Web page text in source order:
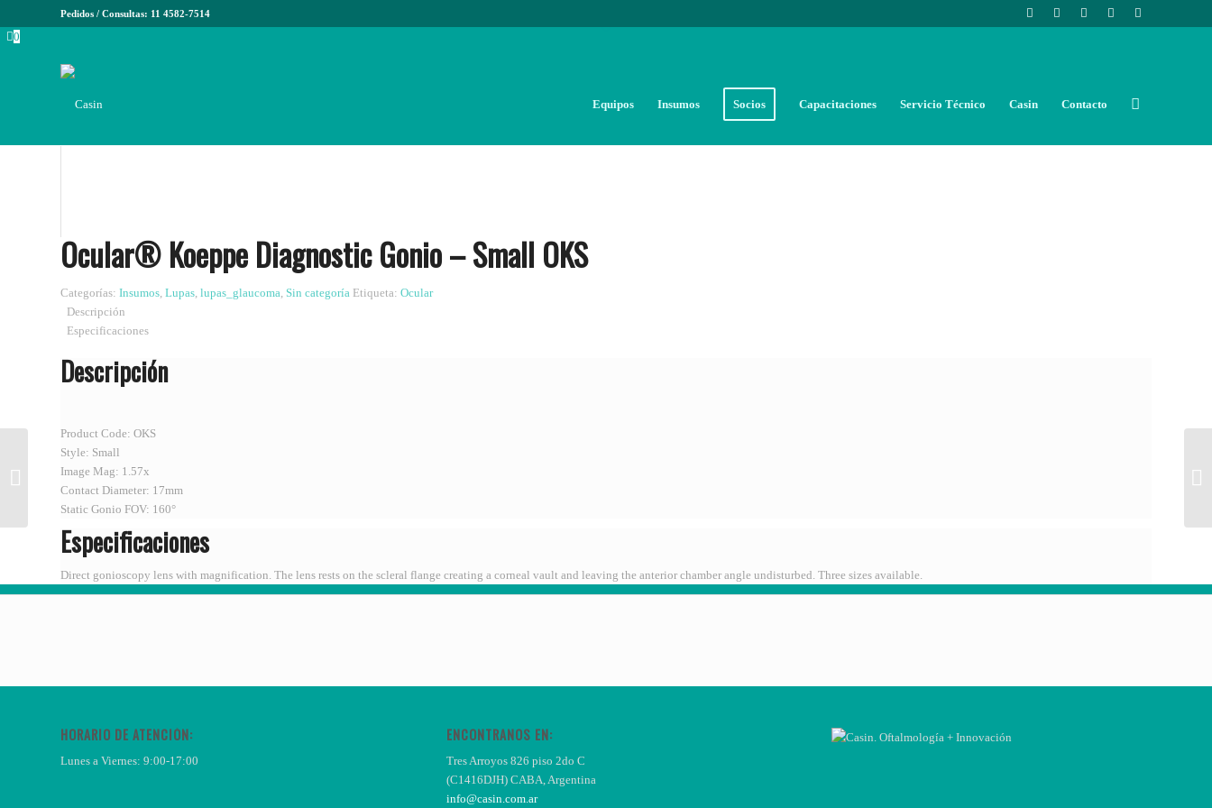
Pedidos / Consultas: 11 4582-7514
0
Equipos Insumos Socios Capacitaciones Servicio Técnico Casin Contacto
Ocular® Koeppe Diagnostic Gonio – Small OKS
Categorías: Insumos, Lupas, lupas_glaucoma, Sin categoría Etiqueta: Ocular
Descripción
Especificaciones
Descripción
Product Code: OKS
Style: Small
Image Mag: 1.57x
Contact Diameter: 17mm
Static Gonio FOV: 160°
Especificaciones
Direct gonioscopy lens with magnification. The lens rests on the scleral flange creating a corneal vault and leaving the anterior chamber angle undisturbed. Three sizes available.
HORARIO DE ATENCIÓN:
Lunes a Viernes: 9:00-17:00
ENCONTRANOS EN:
Tres Arroyos 826 piso 2do C
(C1416DJH) CABA, Argentina
info@casin.com.ar
Ocular® Machemer
Magnifying Vitrectomy
Lens OLV-3